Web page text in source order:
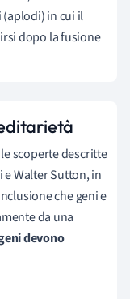
in cui il
dopo la fusione
scoperte descritte
Walter Sutton, in
che geni e
da una
devono